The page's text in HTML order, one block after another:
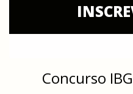
Concurso